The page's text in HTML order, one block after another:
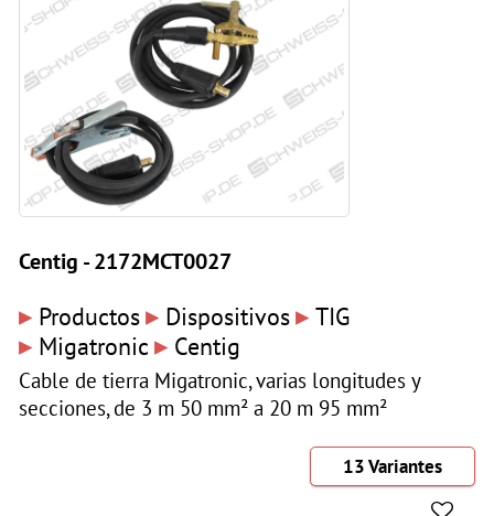
Centig - 2172MCT0027
▸ Productos▸ Dispositivos▸ TIG
▸ Migatronic ▸ Centig
Cable de tierra Migatronic, varias longitudes y
secciones, de 3 m 50 mm² a 20 m 95 mm²
13 Variantes